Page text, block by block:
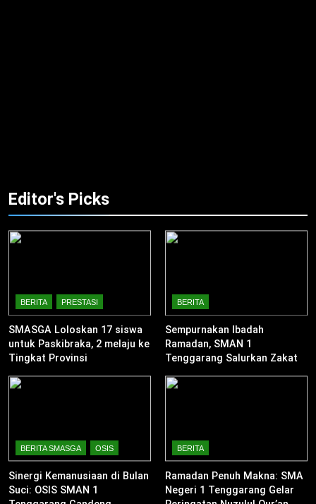
Editor's Picks
BERITA PRESTASI
SMASGA Loloskan 17 siswa
untuk Paskibraka, 2 melaju ke
Tingkat Provinsi
BERITA
Sempurnakan Ibadah
Ramadan, SMAN 1
Tenggarang Salurkan Zakat
BERITA SMASGA OSIS
Sinergi Kemanusiaan di Bulan
Suci: OSIS SMAN 1
BERITA
Ramadan Penuh Makna: SMA
Negeri 1 Tenggarang Gelar